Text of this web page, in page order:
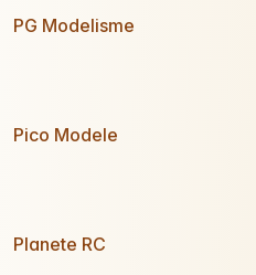
PG Modelisme
Pico Modele
Planete RC